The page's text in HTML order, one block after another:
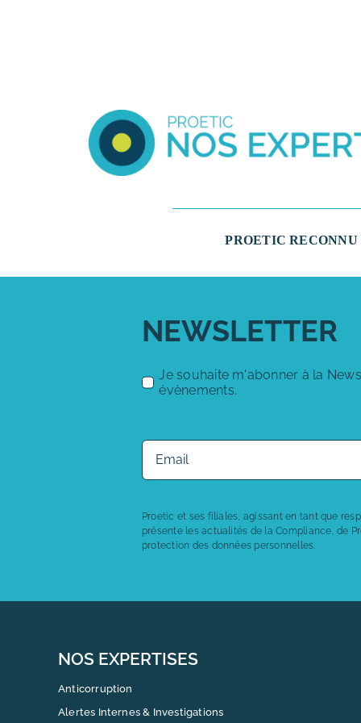
PROETIC
NEWSLETTER
Je souhaite m'abonner à la
évènements.
Proetic et ses filiales, agissant en tant que
présente les actualités de la Compliance, de
protection des données personnelles.
NOS EXPERTISES
Anticorruption
Alertes Internes & Investigations